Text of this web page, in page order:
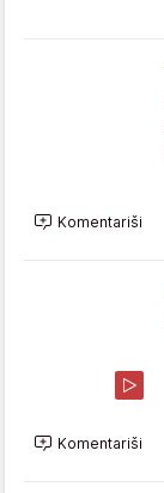
Komentariši
Komentariši